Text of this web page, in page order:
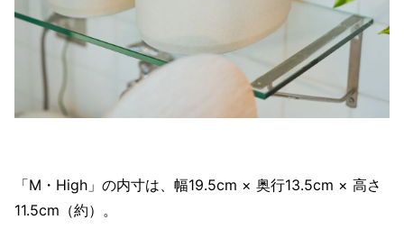
「M・High」の内寸は、幅19.5cm × 奥行13.5cm × 高さ
11.5cm（約）。